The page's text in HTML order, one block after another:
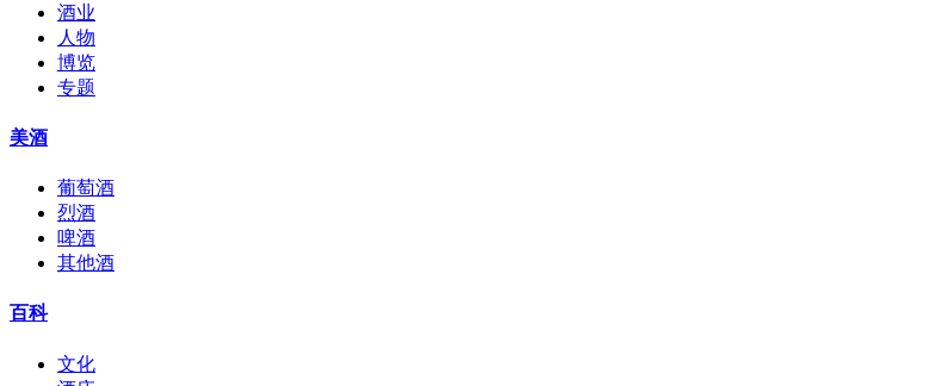
酒业
人物
博览
专题
美酒
葡萄酒
烈酒
啤酒
其他酒
百科
文化